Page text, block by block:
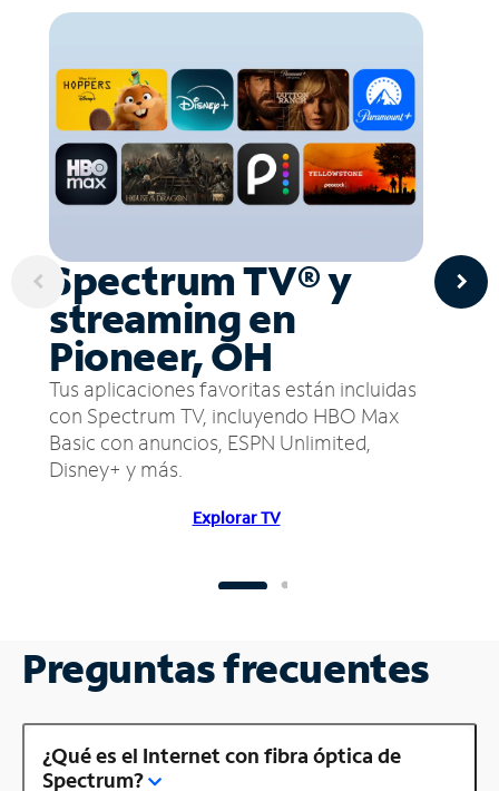
Spectrum TV® y
streaming en
Pioneer, OH
Tus aplicaciones favoritas están incluidas
con Spectrum TV, incluyendo HBO Max
Basic con anuncios, ESPN Unlimited,
Disney+ y más.
Explorar TV
Preguntas frecuentes
¿Qué es el Internet con fibra óptica de
Spectrum?